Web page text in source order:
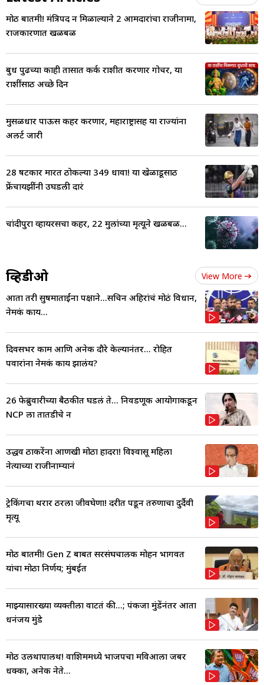
मोठी बातमी! मंत्रिपद न मिळाल्याने 2 आमदारांचा राजीनामा,
राजकारणात खळबळ
बुध पुढच्या काही तासात कर्क राशीत करणार गोचर, या
राशींसाठी अच्छे दिन
मुसळधार पाऊस कहर करणार, महाराष्ट्रासह या राज्यांना
अलर्ट जारी
28 षटकार मारत ठोकल्या 349 धावा! या खेळाडूसाठी
फ्रेंचायझींनी उघडली दारं
चांदीपुरा व्हायरसचा कहर, 22 मुलांच्या मृत्यूने खळबळ...
व्हिडीओ View More
आता तरी सुषमाताईंना पक्षाने...सचिन अहिरांचं मोठं विधान,
नेमकं काय...
दिवसभर काम आणि अनेक दौरे केल्यानंतर... रोहित
पवारांना नेमकं काय झालंय?
26 फेब्रुवारीच्या बैठकीत घडलं ते... निवडणूक आयोगाकडून
NCP ला तातडीचे न
उद्धव ठाकरेंना आणखी मोठा हादरा! विश्वासू महिला
नेत्याच्या राजीनाम्यानं
ट्रेकिंगचा थरार ठरला जीवघेणा! दरीत पडून तरुणाचा दुर्दैवी
मृत्यू
मोठी बातमी! Gen Z बाबत सरसंघचालक मोहन भागवत
यांचा मोठा निर्णय; मुंबईत
माझ्यासारख्या व्यक्तीला वाटतं की...; पंकजा मुंडेंनंतर आता
धनंजय मुंडे
मोठी उलथापालथ! वाशिममध्ये भाजपचा मविआला जबर
धक्का, अनेक नेते...